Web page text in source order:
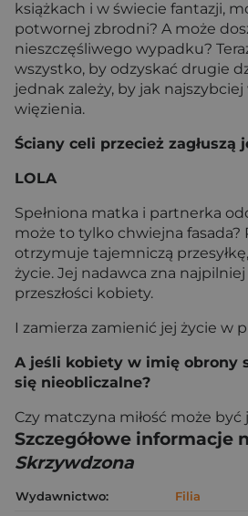
książkach i w świecie fantazji,
potwornej zbrodni? A może
nieszczęśliwego wypadku?
wszystko, by odzyskać drugie
jednak zależy, by jak najszybciej
więzienia.
Ściany celi przecież zagłuszą
LOLA
Spełniona matka i partnerka
może to tylko chwiejna fasada?
otrzymuje tajemniczą
życie. Jej nadawca zna
przeszłości kobiety.
I zamierza zamienić jej życie w
A jeśli kobiety w imię obrony
się nieobliczalne?
Czy matczyna miłość może być
Szczegółowe informacje
Skrzywdzona
Wydawnictwo:
Filia